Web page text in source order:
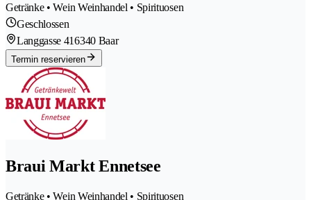
Getränke • Wein Weinhandel • Spirituosen
Geschlossen
Langgasse 416340 Baar
Termin reservieren
Braui Markt Ennetsee
Getränke • Wein Weinhandel • Spirituosen